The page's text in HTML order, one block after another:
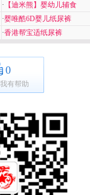
· 【迪米熊】婴幼儿辅食
·婴唯酷6D婴儿纸尿裤
·香港帮宝适纸尿裤
0
有帮助